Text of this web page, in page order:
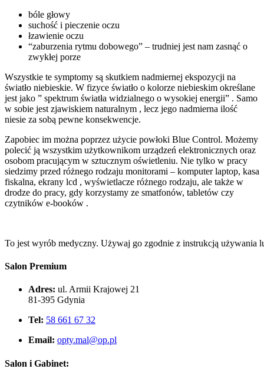
bóle głowy
suchość i pieczenie oczu
łzawienie oczu
“zaburzenia rytmu dobowego” – trudniej jest nam zasnąć o
zwykłej porze
Wszystkie te symptomy są skutkiem nadmiernej ekspozycji na
światło niebieskie. W fizyce światło o kolorze niebieskim określane
jest jako ” spektrum światła widzialnego o wysokiej energii” . Samo
w sobie jest zjawiskiem naturalnym , lecz jego nadmierna ilość
niesie za sobą pewne konsekwencje.
Zapobiec im można poprzez użycie powłoki Blue Control. Możemy
polecić ją wszystkim użytkownikom urządzeń elektronicznych oraz
osobom pracującym w sztucznym oświetleniu. Nie tylko w pracy
siedzimy przed różnego rodzaju monitorami – komputer laptop, kasa
fiskalna, ekrany lcd , wyświetlacze różnego rodzaju, ale także w
drodze do pracy, gdy korzystamy ze smatfonów, tabletów czy
czytników e-booków .
To jest wyrób medyczny. Używaj go zgodnie z instrukcją używania
Salon Premium
Adres: ul. Armii Krajowej 21
81-395 Gdynia
Tel: 58 661 67 32
Email: opty.mal@op.pl
Salon i Gabinet: